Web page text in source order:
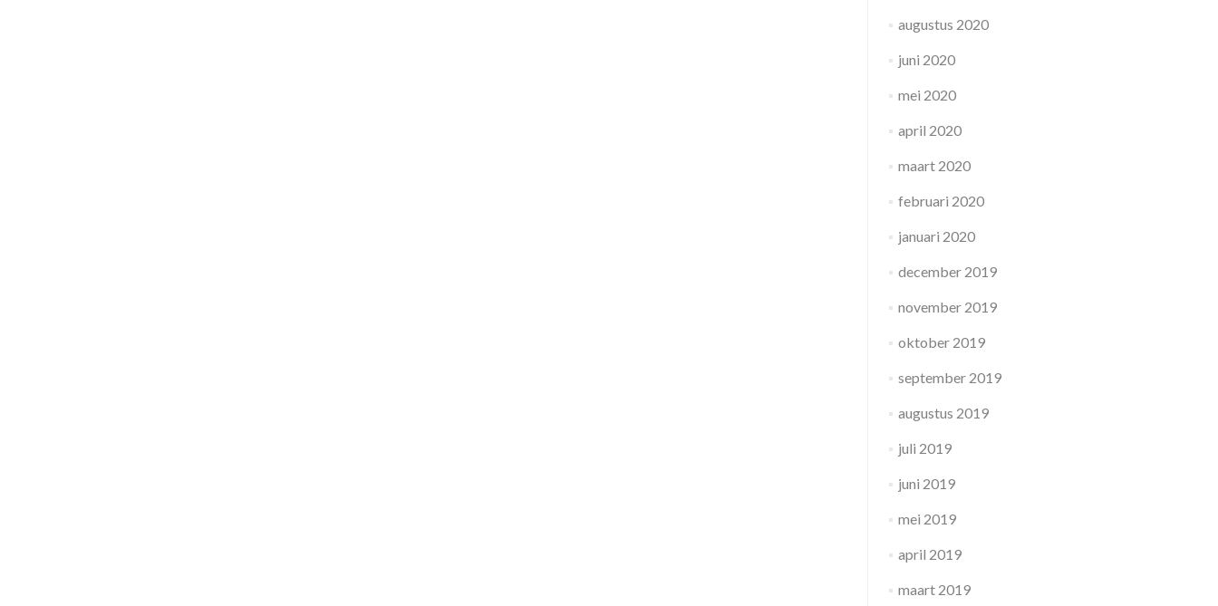
augustus 2020
juni 2020
mei 2020
april 2020
maart 2020
februari 2020
januari 2020
december 2019
november 2019
oktober 2019
september 2019
augustus 2019
juli 2019
juni 2019
mei 2019
april 2019
maart 2019